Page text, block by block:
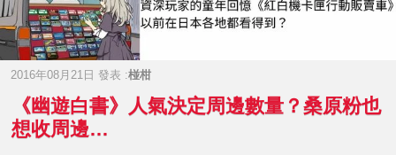
2016年08月21日 發表 :椪柑
《幽遊白書》人氣決定周邊數量？桑原粉也
想收周邊…